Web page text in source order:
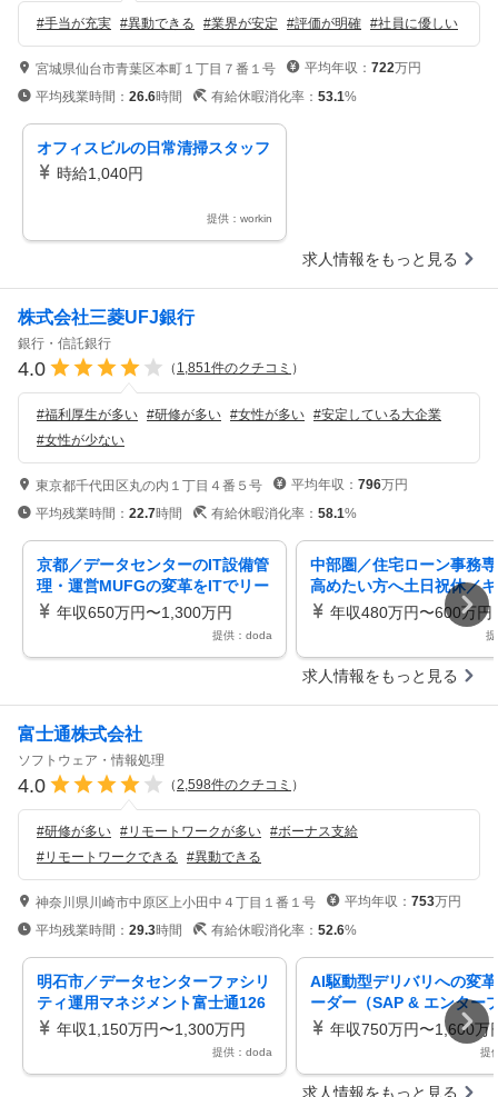
#手当が充実 #異動できる #業界が安定 #評価が明確 #社員に優しい
宮城県仙台市青葉区本町１丁目７番１号 平均年収： 722万円
平均残業時間： 26.6時間 有給休暇消化率： 53.1%
オフィスビルの日常清掃スタッフ
時給1,040円
提供：workin
求人情報をもっと見る
株式会社三菱UFJ銀行
銀行・信託銀行
4.0 （ 1,851件のクチコミ ）
#福利厚生が多い #研修が多い #女性が多い #安定している大企業
#女性が少ない
東京都千代田区丸の内１丁目４番５号 平均年収： 796万円
平均残業時間： 22.7時間 有給休暇消化率： 58.1%
京都／データセンターのIT設備管
理・運営MUFGの変革をITでリー
ド業界未経験可在宅可
年収650万円〜1,300万円
提供：doda
中部圏／住宅ローン事務
高めたい方へ土日祝休／
パス豊富／3・6・9・12
年収480万円〜600万円
求人情報をもっと見る
富士通株式会社
ソフトウェア・情報処理
4.0 （2,598件のクチコミ ）
#研修が多い #リモートワークが多い #ボーナス支給
#リモートワークできる #異動できる
神奈川県川崎市中原区上小田中４丁目１番１号 平均年収： 753万円
平均残業時間： 29.3時間 有給休暇消化率： 52.6%
明石市／データセンターファシリ
ティ運用マネジメント富士通126
休日リモート可
年収1,150万円〜1,300万円
提供：doda
AI駆動型デリバリへの変
ーダー（SAP & エンター
ズシステム）（
年収750万円〜1,600万
提
求人情報をもっと見る